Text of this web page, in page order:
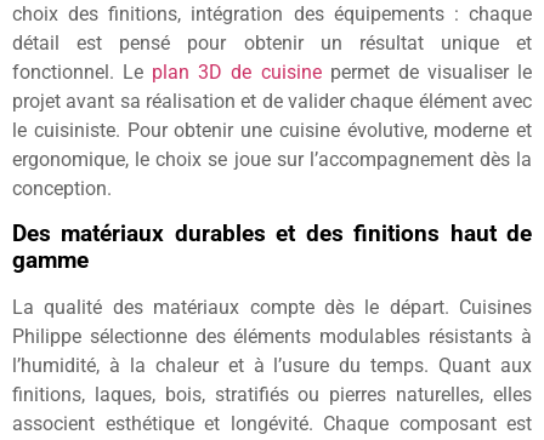
choix des finitions, intégration des équipements : chaque
détail est pensé pour obtenir un résultat unique et
fonctionnel. Le plan 3D de cuisinepermet de visualiser le
projet avant sa réalisation et de valider chaque élément avec
le cuisiniste. Pour obtenir une cuisine évolutive, moderne et
ergonomique, le choix se joue sur l’accompagnement dès la
conception.
Des matériaux durables et des finitions haut de
gamme
La qualité des matériaux compte dès le départ. Cuisines
Philippe sélectionne des éléments modulables résistants à
l’humidité, à la chaleur et à l’usure du temps. Quant aux
finitions, laques, bois, stratifiés ou pierres naturelles, elles
associent esthétique et longévité. Chaque composant est